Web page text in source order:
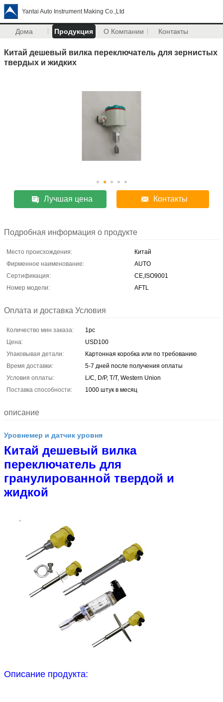
Yantai Auto Instrument Making Co.,Ltd
Дома Продукция О Компании Контакты
Китай дешевый вилка переключатель для зернистых
твердых и жидких
Лучшая цена Контакты
Подробная информация о продукте
Место происхождения:
Китай
Фирменное наименование:
AUTO
Сертификация:
CE,ISO9001
Номер модели:
AFTL
Оплата и доставка Условия
Количество мин заказа:
1pc
Цена:
USD100
Упаковывая детали:
Картонная коробка или по требованию
Время доставки:
5-7 дней после получения оплаты
Условия оплаты:
L/C, D/P, T/T, Western Union
Поставка способности:
1000 штук в месяц
описание
Уровнемер и датчик уровня
Китай дешевый вилка
переключатель для
гранулированной твердой и
жидкой
Описание продукта: